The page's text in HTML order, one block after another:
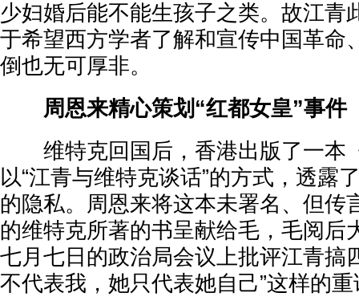
少妇婚后能不能生孩子之类。故江青
于希望西方学者了解和宣传中国革命
倒也无可厚非。
周恩来精心策划“红都女皇”事件
维特克回国后，香港出版了一本
以“江青与维特克谈话”的方式，透露
的隐私。周恩来将这本未署名、但传
的维特克所著的书呈献给毛，毛阅后
七月七日的政治局会议上批评江青搞
不代表我，她只代表她自己”这样的